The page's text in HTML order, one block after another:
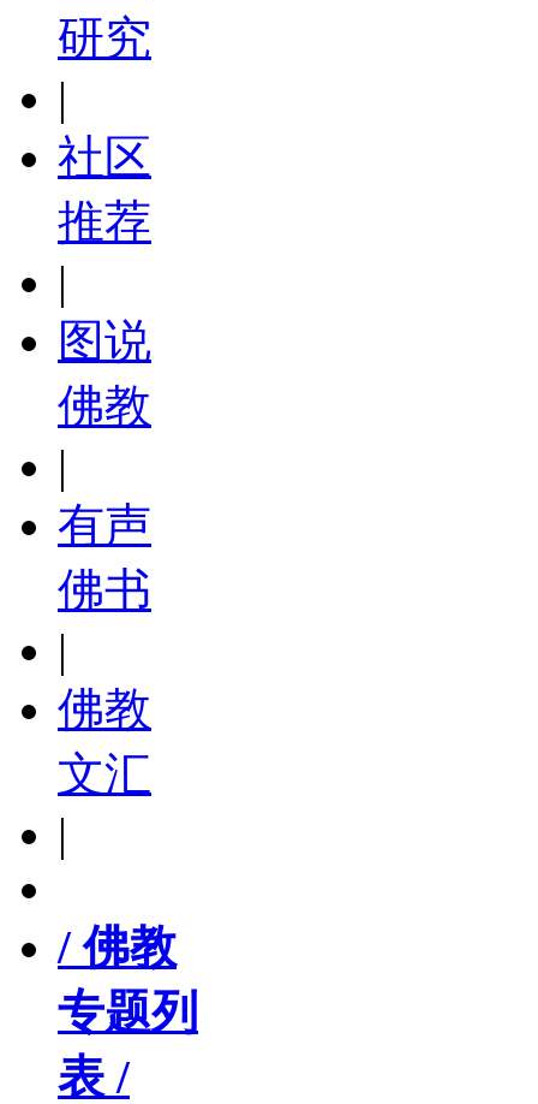
研究
|
社区
推荐
|
图说
佛教
|
有声
佛书
|
佛教
文汇
|
/ 佛教
专题列
表 /